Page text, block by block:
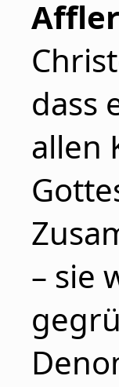
dass
allen
– sie